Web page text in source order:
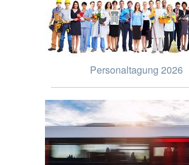
Personaltagung 2026